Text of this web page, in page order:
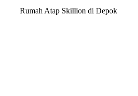
Rumah Atap Skillion di Depok